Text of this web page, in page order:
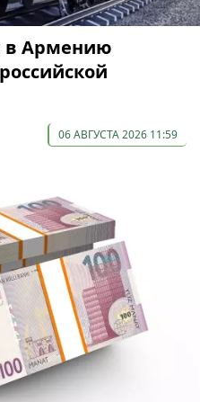
в Армению
06 АВГУСТА 2026 11:59